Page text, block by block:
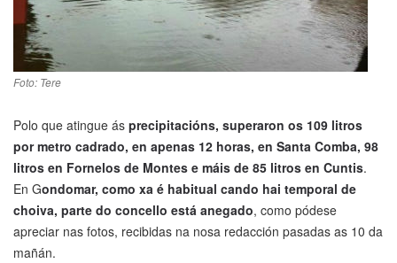
Foto: Tere
Polo que atingue ás precipitacións, superaron os 109 litros
por metro cadrado, en apenas 12 horas, en Santa Comba, 98
litros en Fornelos de Montes e máis de 85 litros en Cuntis.
En Gondomar, como xa é habitual cando hai temporal de
choiva, parte do concello está anegado, como pódese
apreciar nas fotos, recibidas na nosa redacción pasadas as 10 da
mañán.